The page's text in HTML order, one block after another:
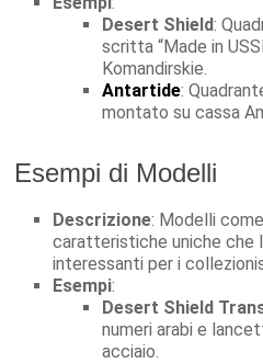
Desert Shield:
scritta “Made in
Komandirskie.
Antartide:
montato su cassa
Esempi di Modelli
Descrizione: Modelli
caratteristiche uniche che
interessanti per i
Esempi:
Desert Shield
numeri arabi e
acciaio.